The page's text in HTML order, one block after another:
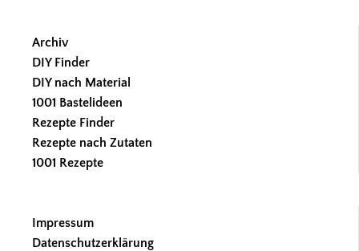
Archiv
DIY Finder
DIY nach Material
1001 Bastelideen
Rezepte Finder
Rezepte nach Zutaten
1001 Rezepte
Impressum
Datenschutzerklärung